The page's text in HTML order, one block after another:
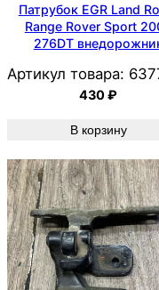
Патрубок EGR Land
Range Rover Sport
276DT
Артикул товара:
430₽
В корзину